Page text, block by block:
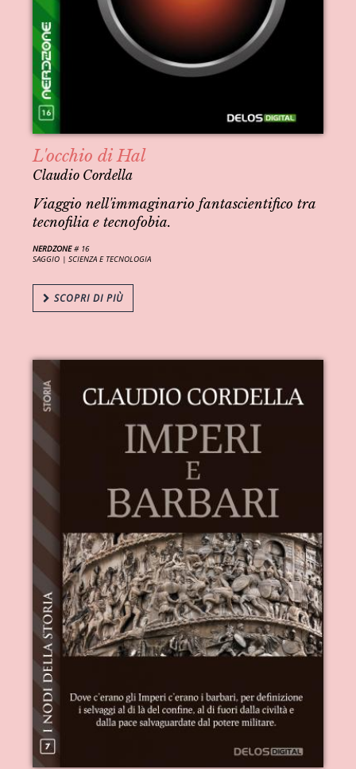
L'occhio di Hal
Claudio Cordella
Viaggio nell'immaginario fantascientifico tra
tecnofilia e tecnofobia.
NERDZONE# 16
SAGGIO |SCIENZA E TECNOLOGIA
SCOPRI DI PIÙ